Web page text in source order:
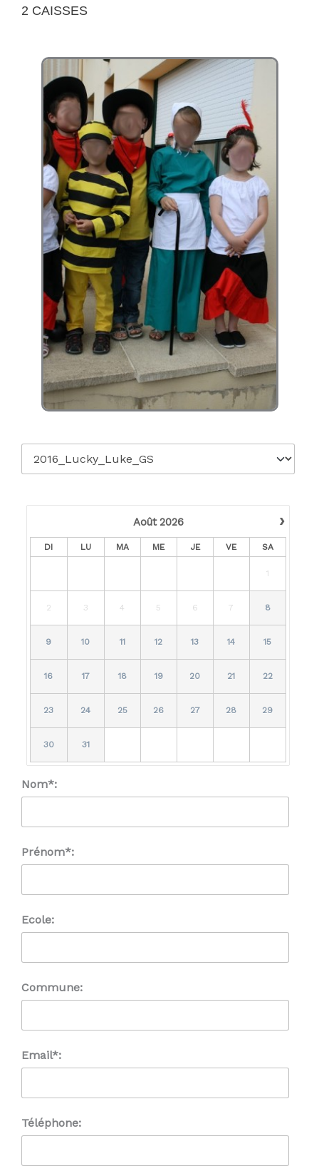
2 CAISSES
›
Août 2026
DI LU MA ME JE VE SA
1
2 3 4 5 6 7 8
9 10 11 12 13 14 15
16 17 18 19 20 21 22
23 24 25 26 27 28 29
30 31
Nom*:
Prénom*:
Ecole:
Commune:
Email*:
Téléphone: